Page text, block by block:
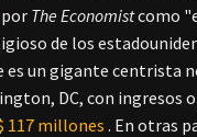
por The Economistcomo
de los
un gigante centrista
DC, con ingresos
117 millones. En otras